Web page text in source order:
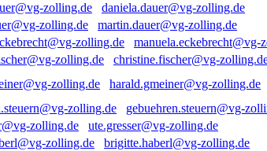
daniela.dauer@vg-zolling.de
martin.dauer@vg-zolling.de
manuela.eckebrecht@vg-
christine.fischer@vg-
harald.gmeiner@vg-zolling.de
gebuehren.steuern@vg-
ute.gresser@vg-zolling.de
brigitte.haberl@vg-zolling.de